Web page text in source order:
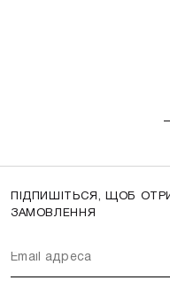
ПІДПИШІТЬСЯ, ЩОБ
ЗАМОВЛЕННЯ